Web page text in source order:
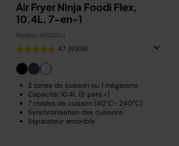
Air Fryer Ninja Foodi Flex,
10.4L, 7-en-1
Modèle: AF500EU
4.7 (6008)
2 zones de cuisson ou 1 mégazone
Capacité: 10.4L (8 pers.+)
7 modes de cuisson (40°C- 240°C)
Synchronisation des cuissons
Séparateur amovible